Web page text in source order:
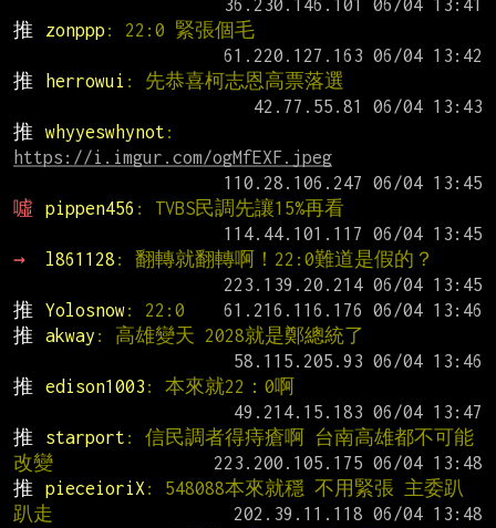
推
zonppp : 22:0 緊張個毛
推
herrowui : 先恭喜柯志恩高票落選
推
whyyeswhynot
https://i.imgur.com/ogMfEXF.jpeg
噓
pippen456 : TVBS民調先讓15%再看
→
l861128 : 翻轉就翻轉啊！22:0難道是假的？
推
Yolosnow: 22:0
推
akway : 高雄變天 2028就是鄭總統了
推
edison1003 : 本來就22：0啊
推
starport : 信民調者得痔瘡啊 台南高雄都不可能
改變
推
pieceioriX : 548088本來就穩 不用緊張 主委趴
趴走